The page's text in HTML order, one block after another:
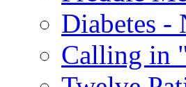
Diabetes -
Calling in